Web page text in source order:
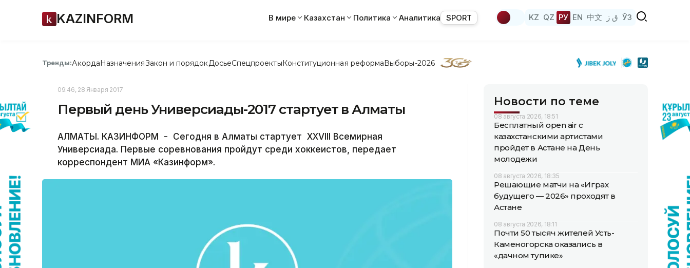
KAZINFORM В мире Казахстан Политика Аналитика SPORT KZ QZ РУ EN 中文 ق ز ЎЗ
Тренды:АкордаНазначенияЗакон и порядок ДосьеСпецпроектыКонституционная реформаВыборы-2026
09:46, 28 Января 2017
Первый день Универсиады-2017 стартует в Алматы
АЛМАТЫ. КАЗИНФОРМ - Сегодня в Алматы стартует XXVIII Всемирная
Универсиада. Первые соревнования пройдут среди хоккеистов, передает
корреспондент МИА «Казинформ».
Новости по теме
08 августа 2026, 18:51
Бесплатный open air с
казахстанскими артистами
пройдет в Астане на День
молодежи
08 августа 2026, 18:35
Решающие матчи на «Играх
будущего — 2026» проходят в
Астане
08 августа 2026, 18:11
Почти 50 тысяч жителей Усть-
Каменогорска оказались в
«дачном тупике»